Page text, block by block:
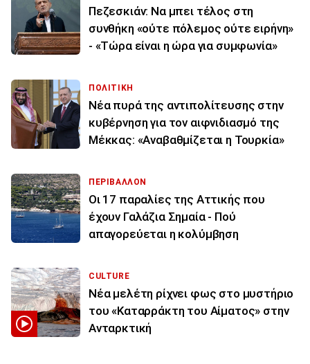
Πεζεσκιάν: Να μπει τέλος στη
συνθήκη «ούτε πόλεμος ούτε ειρήνη»
- «Τώρα είναι η ώρα για συμφωνία»
ΠΟΛΙΤΙΚΗ
Νέα πυρά της αντιπολίτευσης στην
κυβέρνηση για τον αιφνιδιασμό της
Μέκκας: «Αναβαθμίζεται η Τουρκία»
ΠΕΡΙΒΑΛΛΟΝ
Οι 17 παραλίες της Αττικής που
έχουν Γαλάζια Σημαία - Πού
απαγορεύεται η κολύμβηση
CULTURE
Νέα μελέτη ρίχνει φως στο μυστήριο
του «Καταρράκτη του Αίματος» στην
Ανταρκτική